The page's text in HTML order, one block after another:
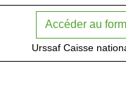
Accéder au
Urssaf Caisse